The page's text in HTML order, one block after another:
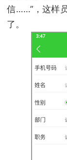
信……”，这样
了。